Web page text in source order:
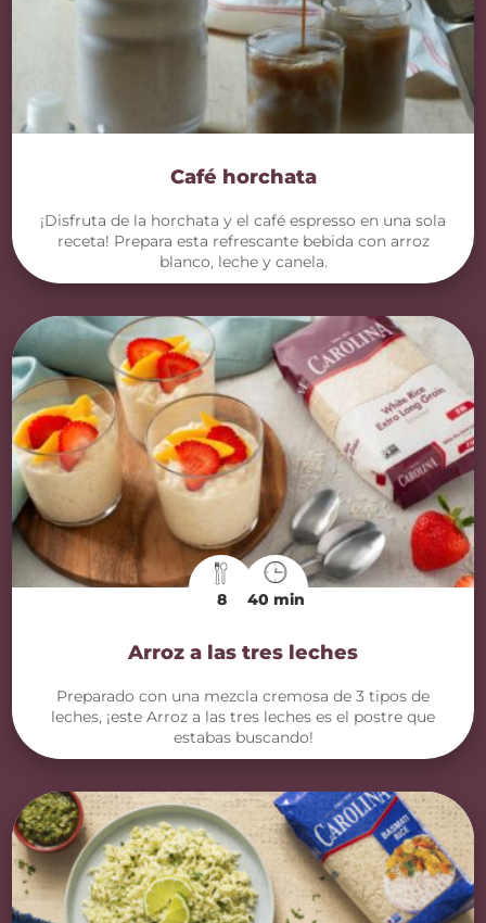
Café horchata
¡Disfruta de la horchata y el café espresso en una sola
receta! Prepara esta refrescante bebida con arroz
blanco, leche y canela.
8 40 min
Arroz a las tres leches
Preparado con una mezcla cremosa de 3 tipos de
leches, ¡este Arroz a las tres leches es el postre que
estabas buscando!